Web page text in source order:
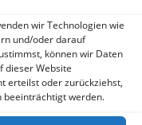
wir Technologien wie
und/oder darauf
können wir Daten
dieser Website
erteilst oder zurückziehst,
beeinträchtigt werden.